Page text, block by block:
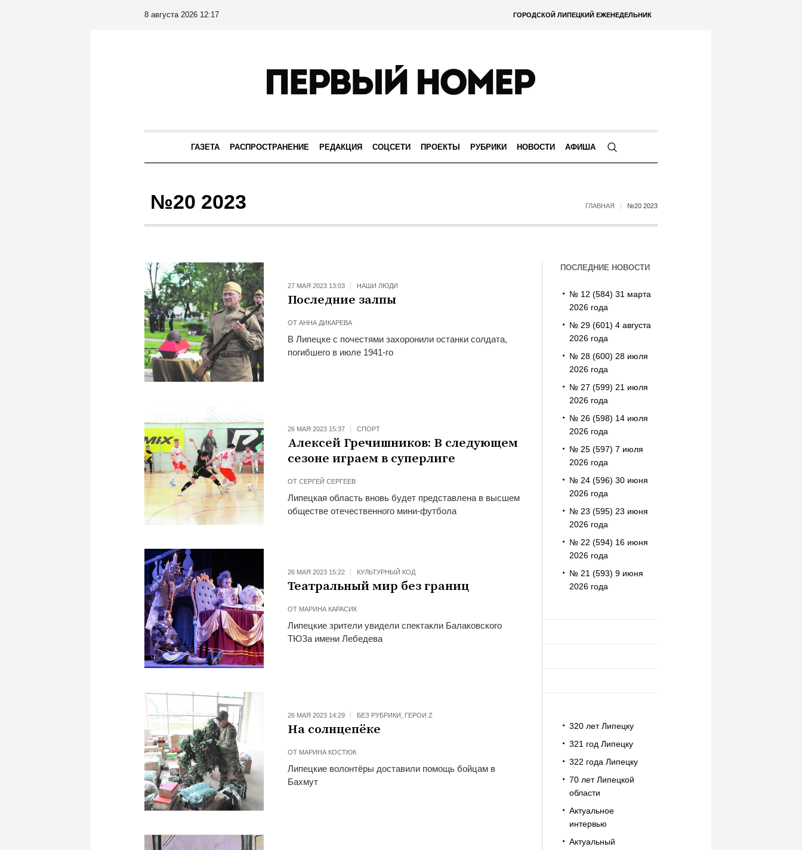
ГОРОДСКОЙ ЛИПЕЦКИЙ ЕЖЕНЕДЕЛЬНИК
8 августа 2026 12:17
ГАЗЕТА РАСПРОСТРАНЕНИЕ РЕДАКЦИЯ СОЦСЕТИ ПРОЕКТЫ РУБРИКИ НОВОСТИ АФИША
№20 2023 ГЛАВНАЯ №20 2023
27 МАЯ 2023 13:03 НАШИ ЛЮДИ
Последние залпы
ОТ АННА ДИКАРЕВА
В Липецке с почестями захоронили останки солдата,
погибшего в июле 1941-го
26 МАЯ 2023 15:37 СПОРТ
Алексей Гречишников: В следующем
сезоне играем в суперлиге
ОТ СЕРГЕЙ СЕРГЕЕВ
Липецкая область вновь будет представлена в высшем
обществе отечественного мини-футбола
26 МАЯ 2023 15:22 КУЛЬТУРНЫЙ КОД
Театральный мир без границ
ОТ МАРИНА КАРАСИК
Липецкие зрители увидели спектакли Балаковского
ТЮЗа имени Лебедева
26 МАЯ 2023 14:29 БЕЗ РУБРИКИ ГЕРОИ Z
На солнцепёке
ОТ МАРИНА КОСТЮК
Липецкие волонтёры доставили помощь бойцам в
Бахмут
ПОСЛЕДНИЕ НОВОСТИ
№ 12 (584) 31 марта
2026 года
№ 29 (601) 4 августа
2026 года
№ 28 (600) 28 июля
2026 года
№ 27 (599) 21 июля
2026 года
№ 26 (598) 14 июля
2026 года
№ 25 (597) 7 июля
2026 года
№ 24 (596) 30 июня
2026 года
№ 23 (595) 23 июня
2026 года
№ 22 (594) 16 июня
2026 года
№ 21 (593) 9 июня
2026 года
320 лет Липецку
321 год Липецку
322 года Липецку
70 лет Липецкой
области
Актуальное
интервью
Актуальный